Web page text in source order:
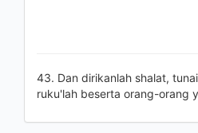
43. Dan dirikanlah shalat,
ruku'lah beserta orang-orang